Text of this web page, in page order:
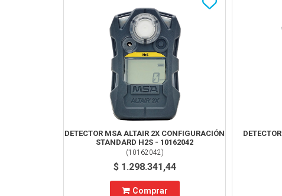
DETECTOR MSA ALTAIR 2X CONFIGURACIÓN
STANDARD H2S - 10162042
(10162042)
$ 1.298.341,44
Comprar